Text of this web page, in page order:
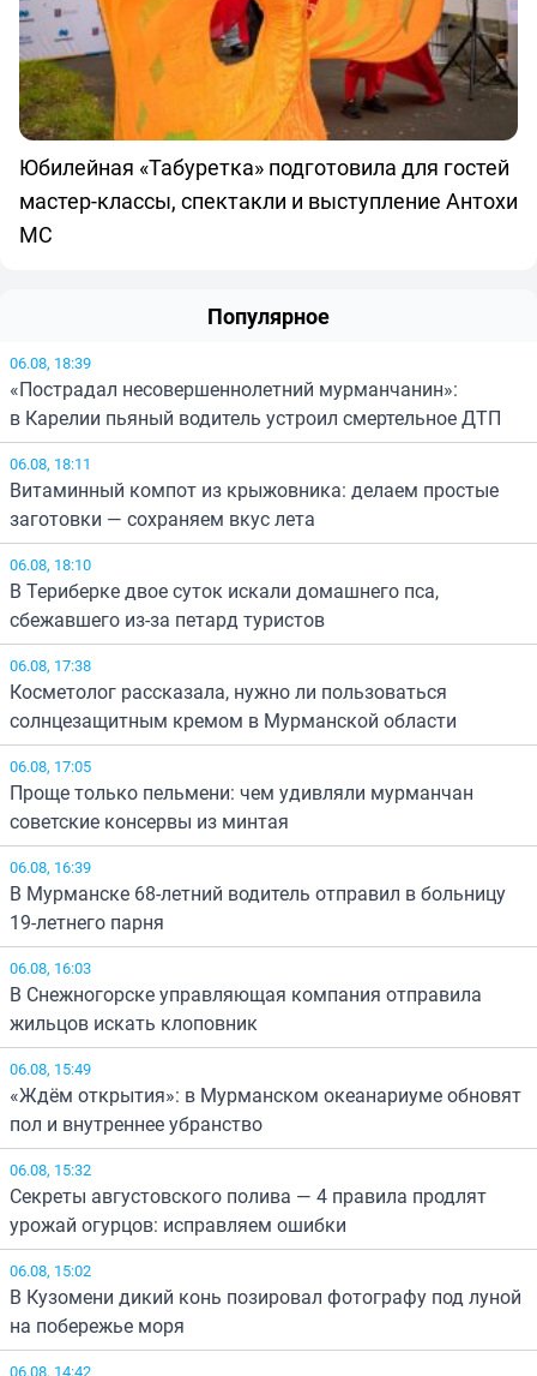
Юбилейная «Табуретка» подготовила для гостей
мастер-классы, спектакли и выступление Антохи
МС
Популярное
06.08, 18:39
«Пострадал несовершеннолетний мурманчанин»:
в Карелии пьяный водитель устроил смертельное ДТП
06.08, 18:11
Витаминный компот из крыжовника: делаем простые
заготовки — сохраняем вкус лета
06.08, 18:10
В Териберке двое суток искали домашнего пса,
сбежавшего из-за петард туристов
06.08, 17:38
Косметолог рассказала, нужно ли пользоваться
солнцезащитным кремом в Мурманской области
06.08, 17:05
Проще только пельмени: чем удивляли мурманчан
советские консервы из минтая
06.08, 16:39
В Мурманске 68-летний водитель отправил в больницу
19-летнего парня
06.08, 16:03
В Снежногорске управляющая компания отправила
жильцов искать клоповник
06.08, 15:49
«Ждём открытия»: в Мурманском океанариуме обновят
пол и внутреннее убранство
06.08, 15:32
Секреты августовского полива — 4 правила продлят
урожай огурцов: исправляем ошибки
06.08, 15:02
В Кузомени дикий конь позировал фотографу под луной
на побережье моря
06.08, 14:42